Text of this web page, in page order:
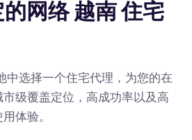
网络 越南 住宅
中选择一个住宅代理，为您的在
市级覆盖定位，高成功率以及高
体验。